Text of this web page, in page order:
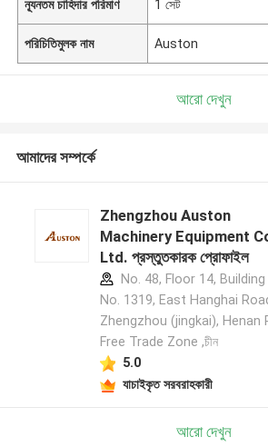
আমরা শীঘ্রই আপনাকে আবার
ন্যূনতম চাহিদার পরিমাণ 1 সেট
পরিচিতিমুলক নাম Auston
আরো দেখুন
আমাদের সম্পর্কে
Zhengzhou Auston
Machinery Equipment
Ltd. প্রস্তুতকারক প্রোফাইল
No. 48, Floor 14, Building
No. 1319, East Hanghai
Zhengzhou (jingkai), Henan
Free Trade Zone ,চীন
5.0
যাচাইকৃত সরবরাহকারী
আরো দেখুন